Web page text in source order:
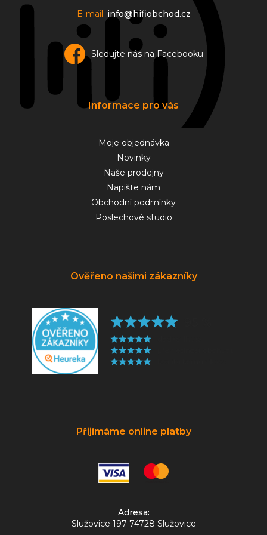
E-mail: info@hifiobchod.cz
Sledujte nás na Facebooku
Informace pro vás
Moje objednávka
Novinky
Naše prodejny
Napište nám
Obchodní podmínky
Poslechové studio
Ověřeno našimi zákazníky
Přijímáme online platby
Adresa:
Služovice 197 74728 Služovice